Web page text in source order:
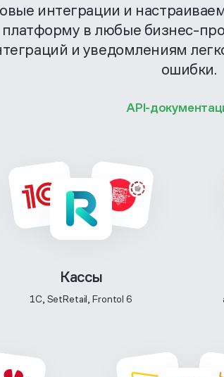
интеграции и
платформу в любые бизнес-
и уведомлениям
ошибки.
API-
Кассы
1C, SetRetail, Frontol 6